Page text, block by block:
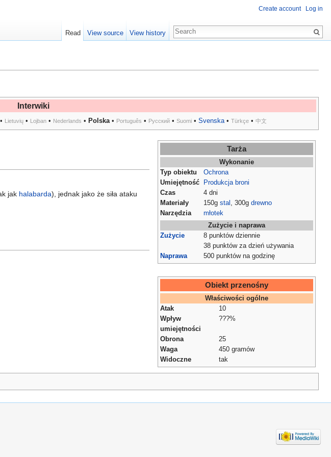
Interwiki
• Lietuvių • Lojban • Nederlands • Polska• Português • Русский • Suomi • Svenska• Türkçe • 中文
Tarża
Wykonanie
Typ obiektu
Ochrona
Umiejętność
Produkcja broni
Czas
4 dni
Materiały
150g stal , 300g drewno
Narzędzia
młotek
Zużycie i naprawa
Zużycie
8 punktów dziennie
38 punktów za dzień używania
Naprawa
500 punktów na godzinę
Obiekt przenośny
Właściwości ogólne
Atak
10
Wpływ
umiejętności
???%
Obrona
25
Waga
450 gramów
Widoczne
tak
jak halabarda), jednak jako że siła ataku
Create account Log in
Read View source View history